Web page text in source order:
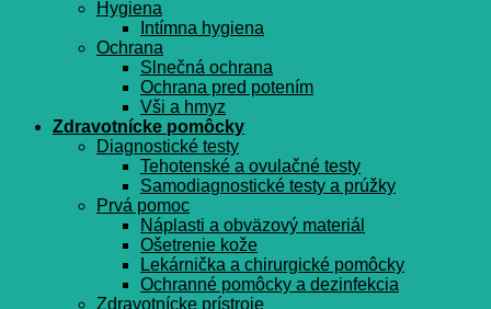
Hygiena
Intímna hygiena
Ochrana
Slnečná ochrana
Ochrana pred potením
Vši a hmyz
Zdravotnícke pomôcky
Diagnostické testy
Tehotenské a ovulačné testy
Samodiagnostické testy a prúžky
Prvá pomoc
Náplasti a obväzový materiál
Ošetrenie kože
Lekárnička a chirurgické pomôcky
Ochranné pomôcky a dezinfekcia
Zdravotnícke prístroje